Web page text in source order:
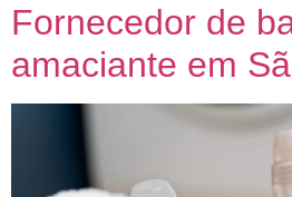
Fornecedor de
amaciante em